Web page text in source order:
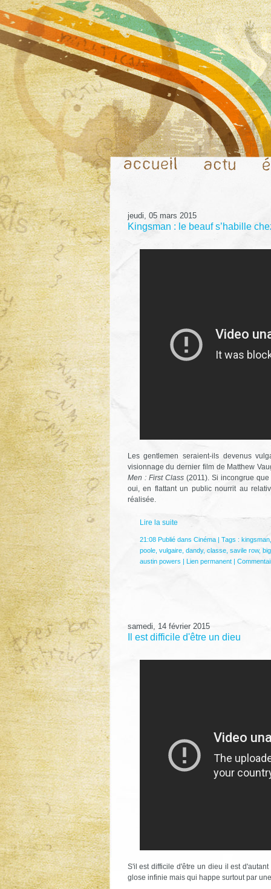
jeudi, 05 mars 2015
Kingsman : le beauf s’habille
Les gentlemen seraient-ils devenus
visionnage du dernier film de Matthew
Men : First Class(2011). Si incongrue que
oui, en flattant un public nourrit au
réalisée.
Lire la suite
21:08 Publié dans Cinéma| Tags : kingsman
poole, vulgaire, dandy, classe, savile row,
austin powers | Lien permanent|
samedi, 14 février 2015
Il est difficile d'être un dieu
S'il est difficile d'être un dieu il est
glose infinie mais qui happe surtout par